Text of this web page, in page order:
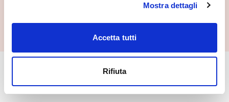
Mostra dettagli
Accetta tutti
Rifiuta
🏘️ Scopri il comune di Piuro